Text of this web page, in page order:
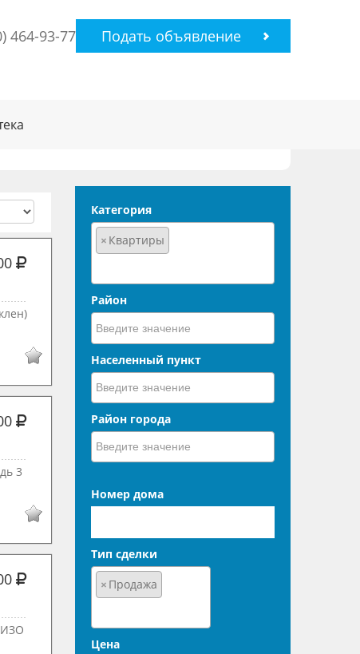
464-93-77 Подать объявление
3
Категория
× Квартиры
Район
Населенный пункт
Район города
Номер дома
Тип сделки
× Продажа
Цена